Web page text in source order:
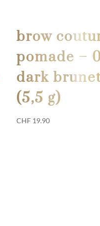
brow
pomade –
dark
(5,5 g)
CHF 19.90